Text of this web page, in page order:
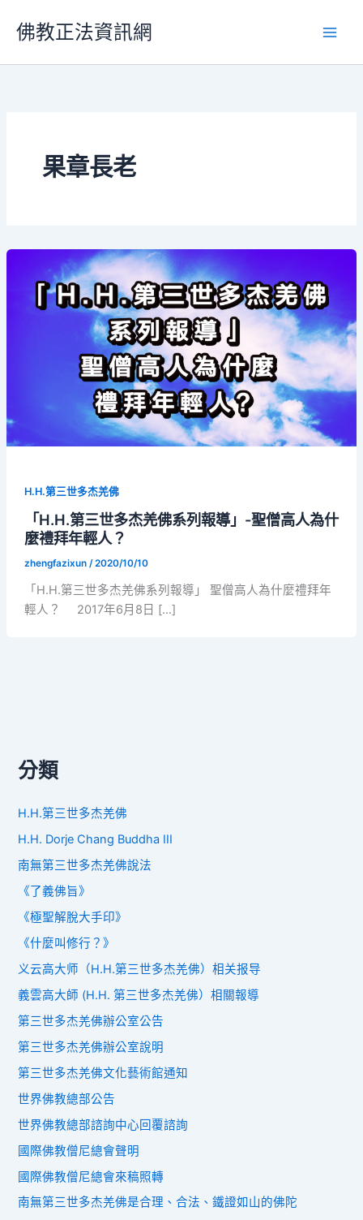
要
佛教正法資訊網
果章長老
H.H.第三世多杰羌佛
「H.H.第三世多杰羌佛系列報導」-聖僧高人為什
麼禮拜年輕人？
zhengfazixun /2020/10/10
「H.H.第三世多杰羌佛系列報導」 聖僧高人為什麼禮拜年
輕人？ 2017年6月8日 […]
分類
H.H.第三世多杰羌佛
H.H. Dorje Chang Buddha III
南無第三世多杰羌佛說法
《了義佛旨》
《極聖解脫大手印》
《什麼叫修行？》
义云高大师（H.H.第三世多杰羌佛）相关报导
義雲高大師 (H.H. 第三世多杰羌佛）相關報導
第三世多杰羌佛辦公室公告
第三世多杰羌佛辦公室說明
第三世多杰羌佛文化藝術館通知
世界佛教總部公告
世界佛教總部諮詢中心回覆諮詢
國際佛教僧尼總會聲明
國際佛教僧尼總會來稿照轉
南無第三世多杰羌佛是合理、合法、鐵證如山的佛陀